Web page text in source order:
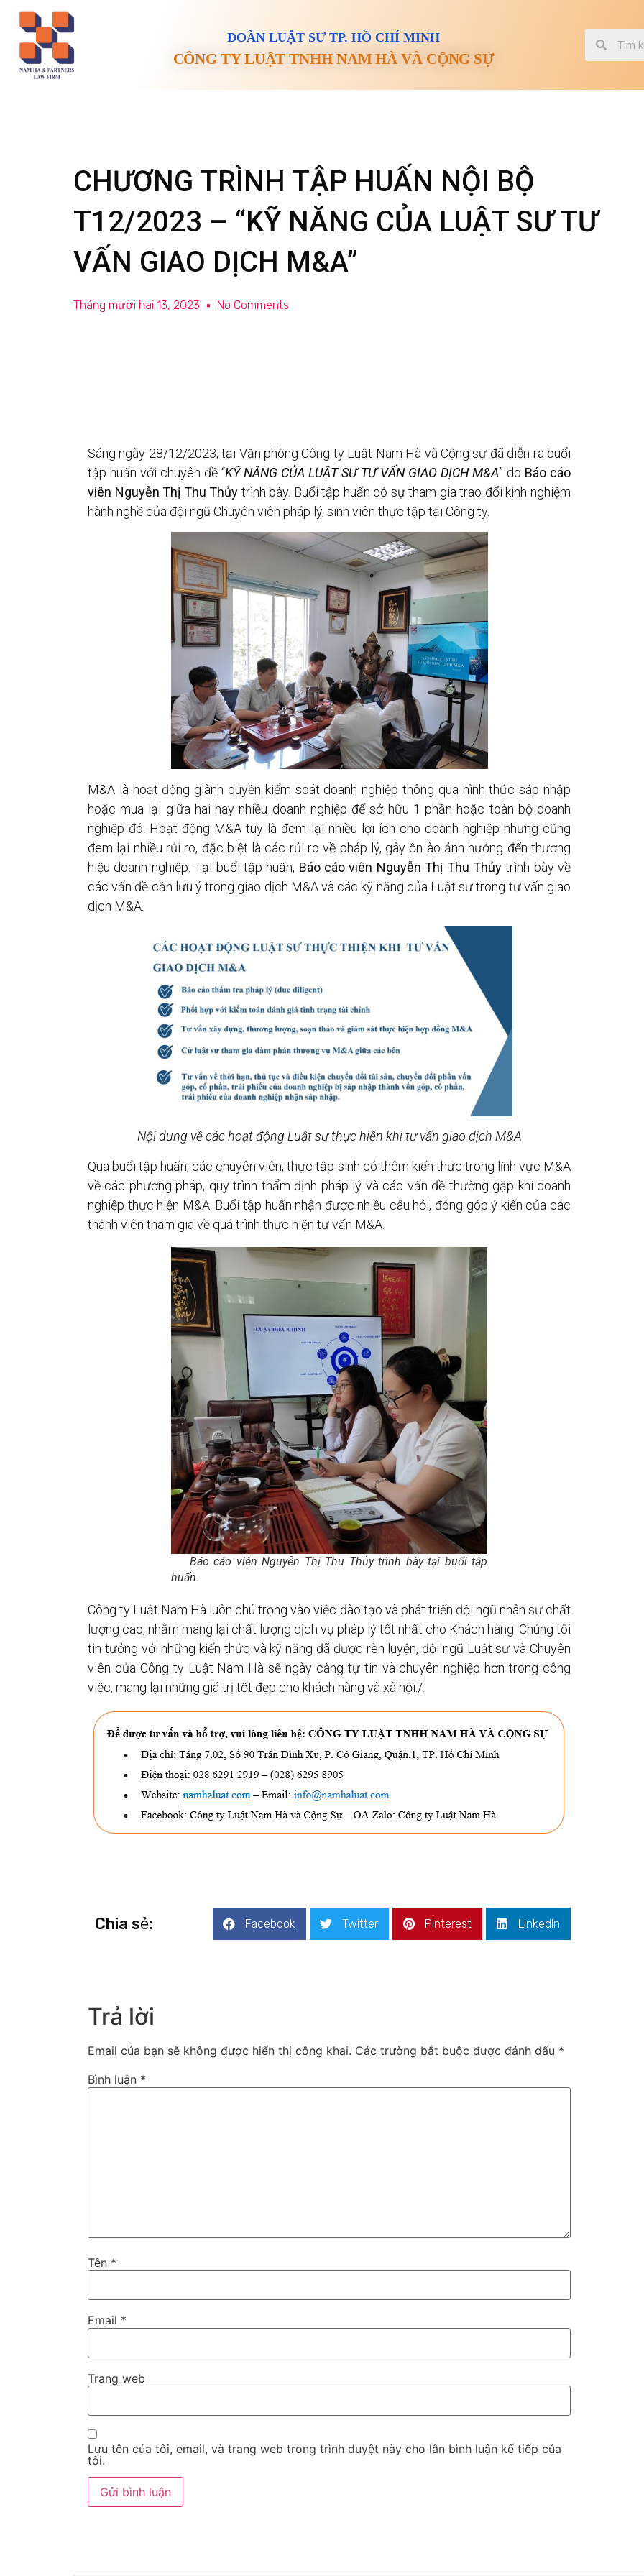
ĐOÀN LUẬT SƯ TP. HỒ CHÍ MINH
CÔNG TY LUẬT TNHH NAM HÀ VÀ CỘNG SỰ
CHƯƠNG TRÌNH TẬP HUẤN NỘI BỘ
T12/2023 – “KỸ NĂNG CỦA LUẬT SƯ TƯ
VẤN GIAO DỊCH M&A”
Tháng mười hai 13, 2023 No Comments
Sáng ngày 28/12/2023, tại Văn phòng Công ty Luật Nam Hà và Cộng sự đã diễn ra buổi
tập huấn với chuyên đề “KỸ NĂNG CỦA LUẬT SƯ TƯ VẤN GIAO DỊCH M&A” do Báo cáo
viên Nguyễn Thị Thu Thủy trình bày. Buổi tập huấn có sự tham gia trao đổi kinh nghiệm
hành nghề của đội ngũ Chuyên viên pháp lý, sinh viên thực tập tại Công ty.
M&A là hoạt động giành quyền kiểm soát doanh nghiệp thông qua hình thức sáp nhập
hoặc mua lại giữa hai hay nhiều doanh nghiệp để sở hữu 1 phần hoặc toàn bộ doanh
nghiệp đó. Hoạt động M&A tuy là đem lại nhiều lợi ích cho doanh nghiệp nhưng cũng
đem lại nhiều rủi ro, đặc biệt là các rủi ro về pháp lý, gây ồn ào ảnh hưởng đến thương
hiệu doanh nghiệp. Tại buổi tập huấn, Báo cáo viên Nguyễn Thị Thu Thủytrình bày về
các vấn đề cần lưu ý trong giao dịch M&A và các kỹ năng của Luật sư trong tư vấn giao
dịch M&A.
Nội dung về các hoạt động Luật sư thực hiện khi tư vấn giao dịch M&A
Qua buổi tập huấn, các chuyên viên, thực tập sinh có thêm kiến thức trong lĩnh vực M&A
về các phương pháp, quy trình thẩm định pháp lý và các vấn đề thường gặp khi doanh
nghiệp thực hiện M&A. Buổi tập huấn nhận được nhiều câu hỏi, đóng góp ý kiến của các
thành viên tham gia về quá trình thực hiện tư vấn M&A.
Báo cáo viên Nguyễn Thị Thu Thủy trình bày tại buổi tập
huấn.
Công ty Luật Nam Hà luôn chú trọng vào việc đào tạo và phát triển đội ngũ nhân sự chất
lượng cao, nhằm mang lại chất lượng dịch vụ pháp lý tốt nhất cho Khách hàng. Chúng tôi
tin tưởng với những kiến thức và kỹ năng đã được rèn luyện, đội ngũ Luật sư và Chuyên
viên của Công ty Luật Nam Hà sẽ ngày càng tự tin và chuyên nghiệp hơn trong công
việc, mang lại những giá trị tốt đẹp cho khách hàng và xã hội./.
Chia sẻ: Facebook Twitter Pinterest LinkedIn
Trả lời
Email của bạn sẽ không được hiển thị công khai. Các trường bắt buộc được đánh dấu *
Bình luận *
Tên *
Email *
Trang web
Lưu tên của tôi, email, và trang web trong trình duyệt này cho lần bình luận kế tiếp của
tôi.